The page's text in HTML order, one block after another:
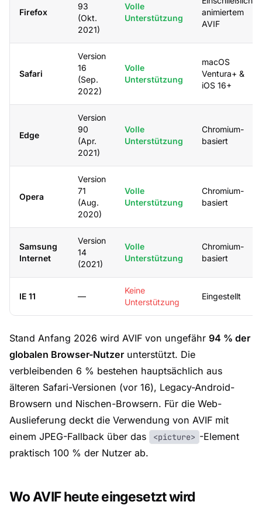
Firefox
93
(Okt.
2021)
Volle
Unterstützung
animiertem
AVIF
Safari
Version
16
(Sep.
2022)
Volle
Unterstützung
macOS
Ventura+ &
iOS 16+
Edge
Version
90
(Apr.
2021)
Volle
Unterstützung
Chromium-
basiert
Opera
Version
71
(Aug.
2020)
Volle
Unterstützung
Chromium-
basiert
Samsung
Internet
Version
14
(2021)
Volle
Unterstützung
Chromium-
basiert
IE 11 —
Keine
Unterstützung
Eingestellt
Stand Anfang 2026 wird AVIF von ungefähr 94 % der
globalen Browser-Nutzer unterstützt. Die
verbleibenden 6 % bestehen hauptsächlich aus
älteren Safari-Versionen (vor 16), Legacy-Android-
Browsern und Nischen-Browsern. Für die Web-
Auslieferung deckt die Verwendung von AVIF mit
einem JPEG-Fallback über das
<picture> -Element
praktisch 100 % der Nutzer ab.
Wo AVIF heute eingesetzt wird